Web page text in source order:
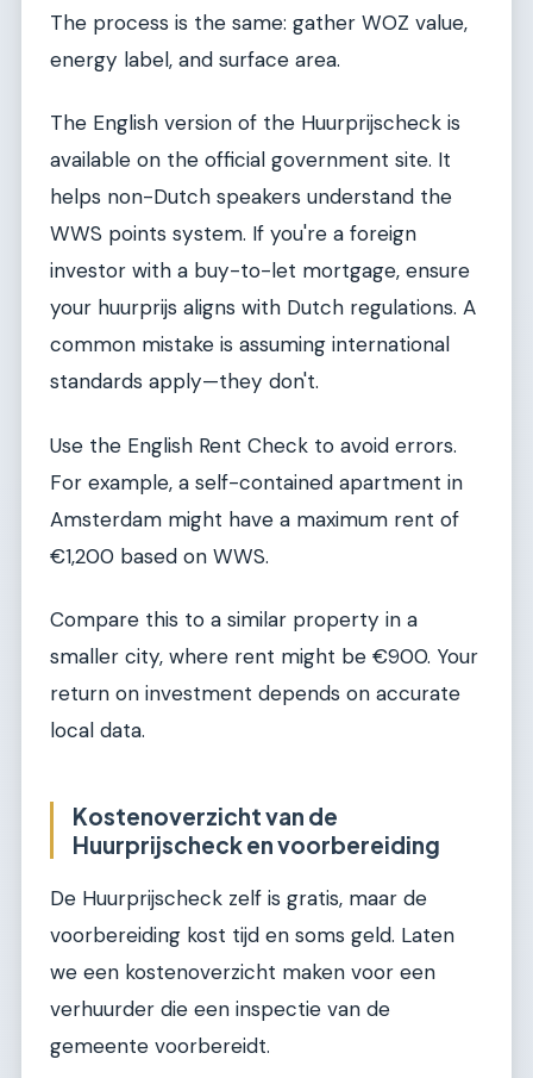
The process is the same: gather WOZ value,
energy label, and surface area.
The English version of the Huurprijscheck is
available on the official government site. It
helps non-Dutch speakers understand the
WWS points system. If you're a foreign
investor with a buy-to-let mortgage, ensure
your huurprijs aligns with Dutch regulations. A
common mistake is assuming international
standards apply—they don't.
Use the English Rent Check to avoid errors.
For example, a self-contained apartment in
Amsterdam might have a maximum rent of
€1,200 based on WWS.
Compare this to a similar property in a
smaller city, where rent might be €900. Your
return on investment depends on accurate
local data.
Kostenoverzicht van de
Huurprijscheck en voorbereiding
De Huurprijscheck zelf is gratis, maar de
voorbereiding kost tijd en soms geld. Laten
we een kostenoverzicht maken voor een
verhuurder die een inspectie van de
gemeente voorbereidt.